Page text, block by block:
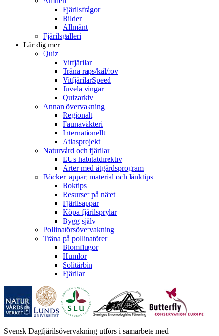
Fjärilsfrågor
Bilder
Allmänt
Fjärilsgalleri
Lär dig mer
Quiz
Vitfjärilar
Träna raps/kål/rov
VitfjärilarSpeed
Juvela vingar
Quizarkiv
Annan övervakning
Regionalt
Faunaväkteri
Internationellt
Atlasprojekt
Naturvård och fjärilar
EUs habitatdirektiv
Arter med åtgärdsprogram
Böcker, appar, material och länktips
Boktips
Resurser på nätet
Fjärilsappar
Köpa fjärilsprylar
Bygg själv
Pollinatörsövervakning
Träna på pollinatörer
Blomflugor
Humlor
Solitärbin
Fjärilar
Svensk Dagfjärilsövervakning utförs i samarbete med